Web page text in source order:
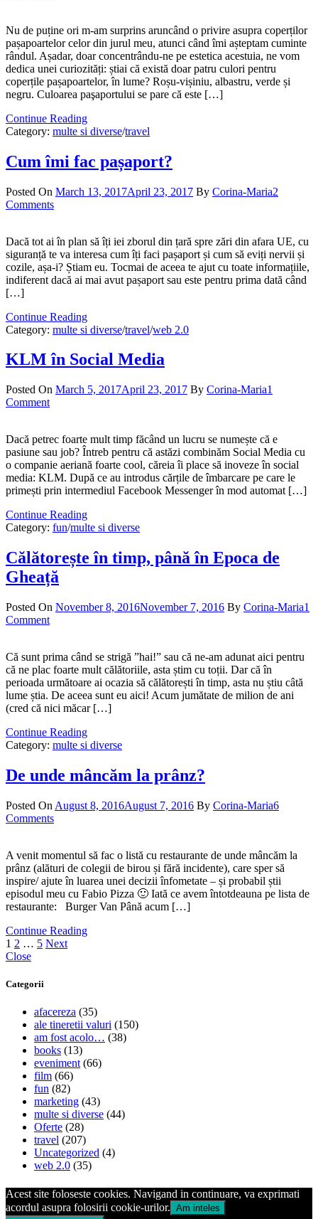
Nu de puține ori m-am surprins aruncând o privire asupra coperților
pașapoartelor celor din jurul meu, atunci când îmi așteptam cuminte
rândul. Așadar, doar concentrându-ne pe estetica acestuia, ne vom
dedica unei curiozități: știai că există doar patru culori pentru
coperțile pașapoartelor, în lume? Roșu-vișiniu, albastru, verde și
negru. Culoarea paşaportului se pare că este […]
Continue Reading
Category: multe si diverse/travel
Cum îmi fac pașaport?
Posted On March 13, 2017April 23, 2017 By Corina-Maria2
Comments
Dacă tot ai în plan să îți iei zborul din țară spre zări din afara UE, cu
siguranță te va interesa cum îți faci pașaport și cum să eviți nervii și
cozile, așa-i? Știam eu. Tocmai de aceea te ajut cu toate informațiile,
indiferent dacă ai mai avut pașaport sau este pentru prima dată când
[…]
Continue Reading
Category: multe si diverse/travel/web 2.0
KLM în Social Media
Posted On March 5, 2017April 23, 2017 By Corina-Maria1
Comment
Dacă petrec foarte mult timp făcând un lucru se numește că e
pasiune sau job? Întreb pentru că astăzi combinăm Social Media cu
o companie aeriană foarte cool, căreia îi place să inoveze în social
media: KLM. După ce au introdus cărțile de îmbarcare pe care le
primești prin intermediul Facebook Messenger în mod automat […]
Continue Reading
Category: fun/multe si diverse
Călătorește în timp, până în Epoca de
Gheață
Posted On November 8, 2016November 7, 2016 By Corina-Maria1
Comment
Că sunt prima când se strigă ”hai!” sau că ne-am adunat aici pentru
că ne plac foarte mult călătoriile, asta știm cu toții. Dar că în
perioada următoare ai ocazia să călătorești în timp, asta nu știu câtă
lume știa. De aceea sunt eu aici! Acum jumătate de milion de ani
(cred că nici măcar […]
Continue Reading
Category: multe si diverse
De unde mâncăm la prânz?
Posted On August 8, 2016August 7, 2016 By Corina-Maria6
Comments
A venit momentul să fac o listă cu restaurante de unde mâncăm la
prânz (alături de colegii de birou și fără incidente), care sper să
inspire/ ajute în luarea unei decizii înfometate – și probabil știi
episodul meu cu Fabio Pizza 🙂 Iată ce avem întotdeauna pe lista de
restaurante: Burger Van Până acum […]
Continue Reading
Posts
pagination
1 2 … 5 Next
Close
Categorii
afacereza (35)
ale tineretii valuri (150)
am fost acolo… (38)
books (13)
eveniment (66)
film (66)
fun (82)
marketing (43)
multe si diverse (44)
Oferte (28)
travel (207)
Uncategorized (4)
web 2.0 (35)
Acest site foloseste cookies. Navigand in continuare, va exprimati
acordul asupra folosirii cookie-urilor. Am inteles